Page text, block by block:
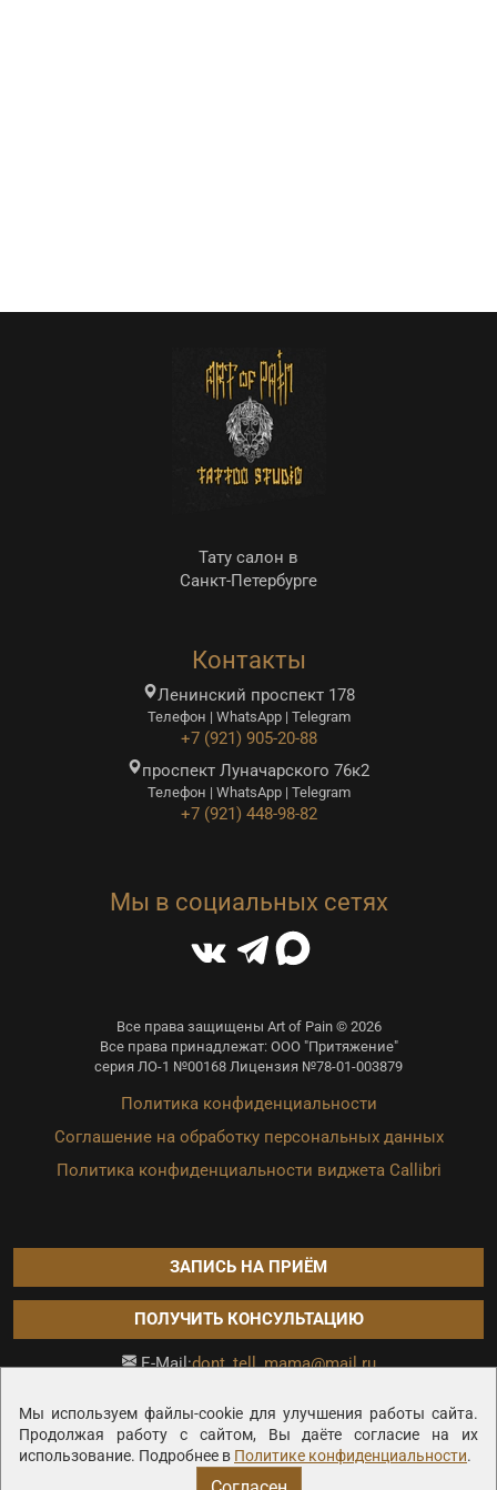
Мы используем файлы-cookie для улучшения работы сайта.
Продолжая работу с сайтом, Вы даёте согласие на их
использование. Подробнее в Политике конфиденциальности.
Тату салон в
Санкт-Петербурге
Контакты
Ленинский проспект 178
Телефон | WhatsApp | Telegram
+7 (921) 905-20-88
проспект Луначарского 76к2
Телефон | WhatsApp | Telegram
+7 (921) 448-98-82
Мы в социальных сетях
Все права защищены Art of Pain © 2026
Все права принадлежат: ООО "Притяжение"
серия ЛО-1 №00168 Лицензия №78-01-003879
Политика конфиденциальности
Соглашение на обработку персональных данных
Политика конфиденциальности виджета Callibri
ЗАПИСЬ НА ПРИЁМ
ПОЛУЧИТЬ КОНСУЛЬТАЦИЮ
E-Mail:dont_tell_mama@mail.ru